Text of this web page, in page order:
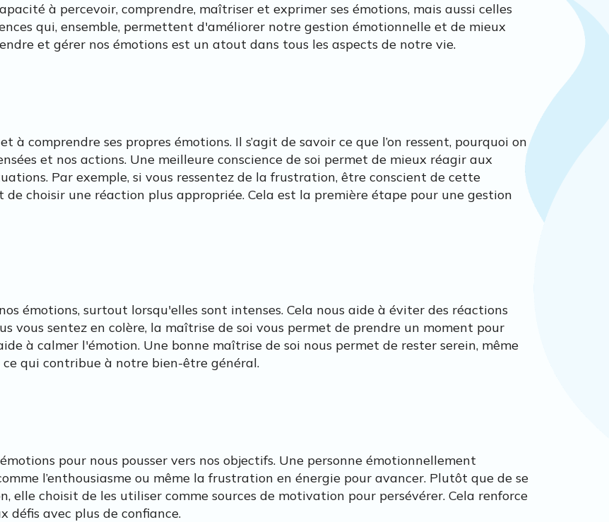
à percevoir, comprendre, maîtriser et exprimer ses émotions, mais aussi celles
qui, ensemble, permettent d'améliorer notre gestion émotionnelle et de mieux
et gérer nos émotions est un atout dans tous les aspects de notre vie.
à comprendre ses propres émotions. Il s’agit de savoir ce que l’on ressent, pourquoi on
et nos actions. Une meilleure conscience de soi permet de mieux réagir aux
Par exemple, si vous ressentez de la frustration, être conscient de cette
choisir une réaction plus appropriée. Cela est la première étape pour une gestion
émotions, surtout lorsqu'elles sont intenses. Cela nous aide à éviter des réactions
vous sentez en colère, la maîtrise de soi vous permet de prendre un moment pour
à calmer l'émotion. Une bonne maîtrise de soi nous permet de rester serein, même
qui contribue à notre bien-être général.
pour nous pousser vers nos objectifs. Une personne émotionnellement
l’enthousiasme ou même la frustration en énergie pour avancer. Plutôt que de se
elle choisit de les utiliser comme sources de motivation pour persévérer. Cela renforce
avec plus de confiance.